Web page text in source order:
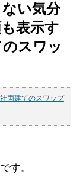
い気分
表示す
スワッ
両建てのスワップ
す。